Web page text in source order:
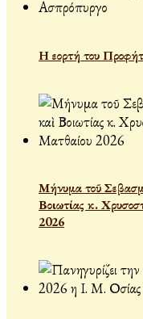
Η εορτή του
Μήνυμα τοῦ
Βοιωτίας κ.
2026